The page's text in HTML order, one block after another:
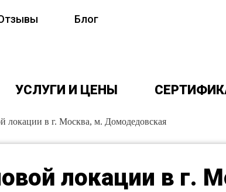
Блог
УСЛУГИ И ЦЕНЫ
локации в г. Москва, м. Домодедовская
локации в г.